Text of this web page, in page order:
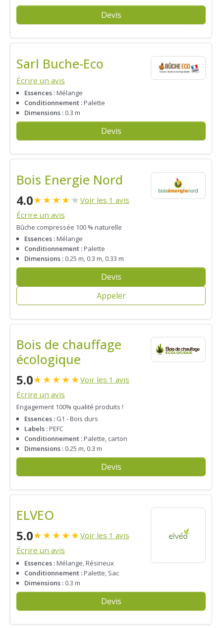
Devis
Sarl Buche-Eco
Écrire un avis
Essences :Mélange
Conditionnement :Palette
Dimensions : 0.3 m
Devis
Bois Energie Nord
4.0★★★★★ Voir les 1 avis
Écrire un avis
Bûche compressée 100 % naturelle
Essences :Mélange
Conditionnement :Palette
Dimensions : 0.25 m, 0.3 m, 0.33 m
Devis
Appeler
Bois de chauffage
écologique
5.0★★★★★Voir les 1 avis
Écrire un avis
Engagement 100% qualité produits !
Essences : G1 - Bois durs
Labels :PEFC
Conditionnement :Palette, carton
Dimensions : 0.25 m, 0.3 m
Devis
ELVEO
5.0★★★★★Voir les 1 avis
Écrire un avis
Essences :Mélange, Résineux
Conditionnement :Palette, Sac
Dimensions : 0.3 m
Devis